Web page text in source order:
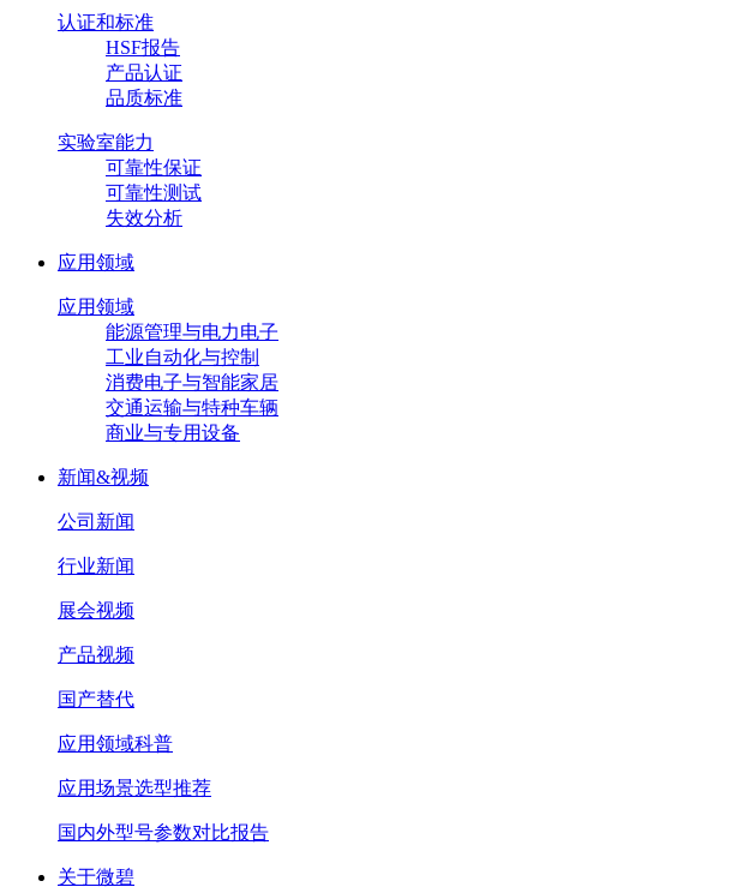
认证和标准
HSF报告
产品认证
品质标准
实验室能力
可靠性保证
可靠性测试
失效分析
应用领域
应用领域
能源管理与电力电子
工业自动化与控制
消费电子与智能家居
交通运输与特种车辆
商业与专用设备
新闻&视频
公司新闻
行业新闻
展会视频
产品视频
国产替代
应用领域科普
应用场景选型推荐
国内外型号参数对比报告
关于微碧